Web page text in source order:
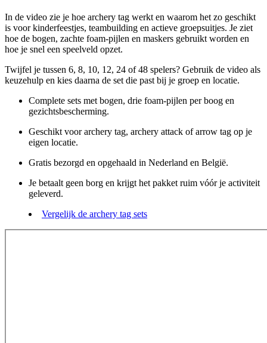
In de video zie je hoe archery tag werkt en waarom het zo geschikt
is voor kinderfeestjes, teambuilding en actieve groepsuitjes. Je ziet
hoe de bogen, zachte foam-pijlen en maskers gebruikt worden en
hoe je snel een speelveld opzet.
Twijfel je tussen 6, 8, 10, 12, 24 of 48 spelers? Gebruik de video als
keuzehulp en kies daarna de set die past bij je groep en locatie.
Complete sets met bogen, drie foam-pijlen per boog en
gezichtsbescherming.
Geschikt voor archery tag, archery attack of arrow tag op je
eigen locatie.
Gratis bezorgd en opgehaald in Nederland en België.
Je betaalt geen borg en krijgt het pakket ruim vóór je activiteit
geleverd.
Vergelijk de archery tag sets